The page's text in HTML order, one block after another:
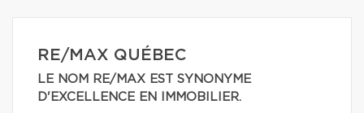
RE/MAX QUÉBEC
LE NOM RE/MAX EST SYNONYME
D'EXCELLENCE EN IMMOBILIER.